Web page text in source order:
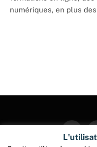
numériques, en plus